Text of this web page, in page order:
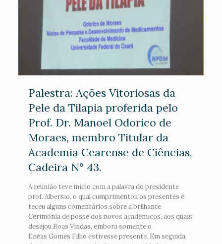
Palestra: Ações Vitoriosas da
Pele da Tilapia proferida pelo
Prof. Dr. Manoel Odorico de
Moraes, membro Titular da
Academia Cearense de Ciências,
Cadeira Nº 43.
A reunião teve início com a palavra do presidente
prof. Albersio, o qual cumprimentou os presentes e
teceu alguns comentários sobre a brilhante
Cerimônia de posse dos novos acadêmicos, aos quais
desejou Boas Vindas, embora somente o
Enéas Gomes Filho estivesse presente. Em seguida,